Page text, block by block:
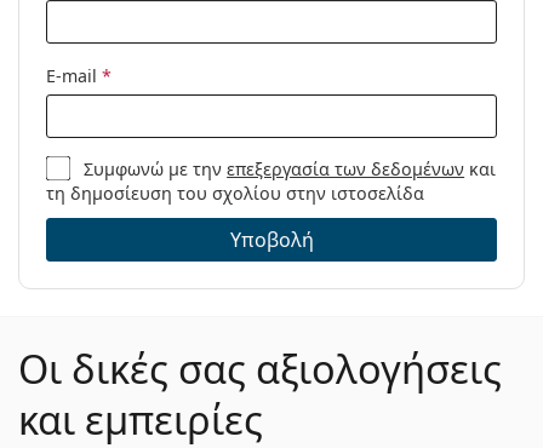
E-mail *
Συμφωνώ με τηνεπεξεργασία των δεδομένων και
τη δημοσίευση του σχολίου στην ιστοσελίδα
Υποβολή
Οι δικές σας αξιολογήσεις
και εμπειρίες